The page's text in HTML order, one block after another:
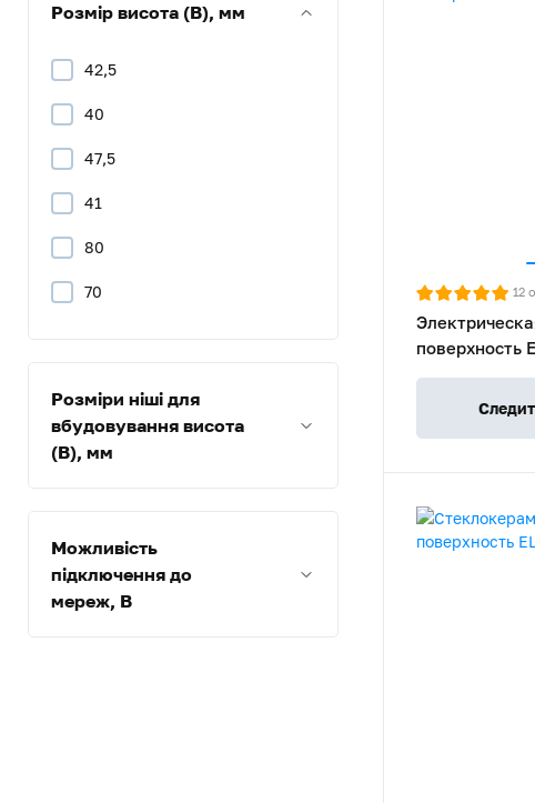
Розмір висота (В), мм
42,5
40
47,5
41
80
70
Розміри ніші для
вбудовування висота
(В), мм
Можливість
підключення до
мереж, В
12
поверхность
H